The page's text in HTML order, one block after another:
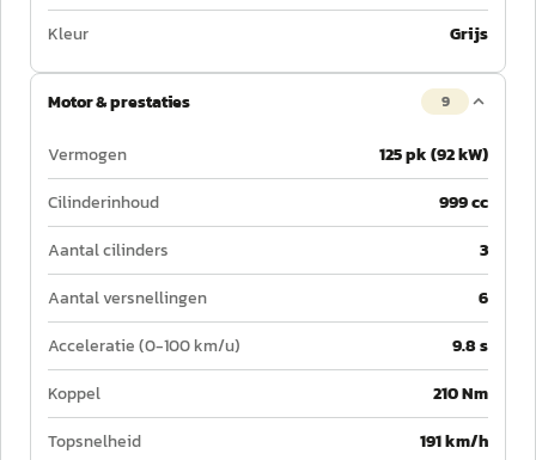
Kleur
Grijs
Motor & prestaties 9
Vermogen
125 pk (92 kW)
Cilinderinhoud
999 cc
Aantal cilinders
3
Aantal versnellingen
6
Acceleratie (0-100 km/u)
9.8 s
Koppel
210 Nm
Topsnelheid
191 km/h